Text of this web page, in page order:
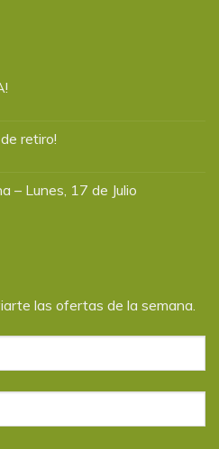
retiro!
– Lunes, 17 de Julio
las ofertas de la semana.